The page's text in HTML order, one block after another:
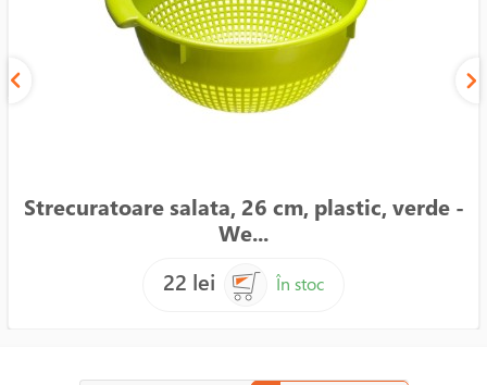
Strecuratoare salata, 26 cm, plastic, verde -
We...
22 lei
În stoc